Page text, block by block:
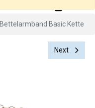
Bettelarmband Basic Kette
Next